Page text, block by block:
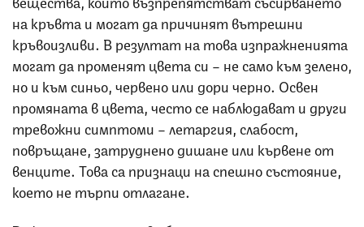
на кръвта и могат да причинят вътрешни
кръвоизливи. В резултат на това изпражненията
могат да променят цвета си – не само към зелено,
но и към синьо, червено или дори черно. Освен
промяната в цвета, често се наблюдават и други
тревожни симптоми – летаргия, слабост,
повръщане, затруднено дишане или кървене от
венците. Това са признаци на спешно състояние,
което не търпи отлагане.